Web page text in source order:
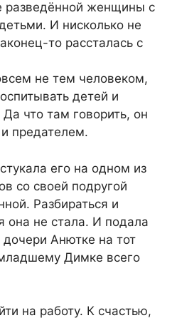
разведённой женщины с
И нисколько не
то рассталась с
не тем человеком,
детей и
Да что там говорить, он
предателем.
его на одном из
со своей подругой
Разбираться и
она не стала. И подала
Анютке на тот
Димке всего
на работу. К счастью,